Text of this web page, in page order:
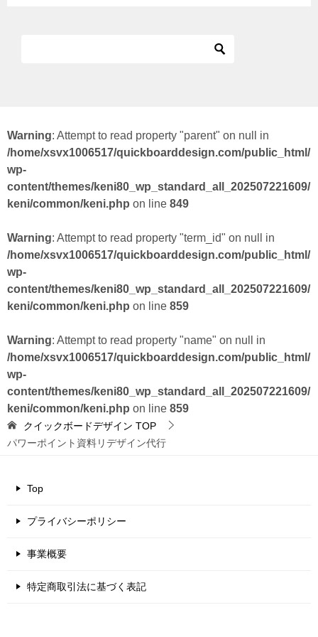
Warning: Attempt to read property "parent" on null in
/home/xsvx1006517/quickboarddesign.com/public_html/
wp-
content/themes/keni80_wp_standard_all_202507221609/
keni/common/keni.php on line 849
Warning: Attempt to read property "term_id" on null in
/home/xsvx1006517/quickboarddesign.com/public_html/
wp-
content/themes/keni80_wp_standard_all_202507221609/
keni/common/keni.php on line 859
Warning: Attempt to read property "name" on null in
/home/xsvx1006517/quickboarddesign.com/public_html/
wp-
content/themes/keni80_wp_standard_all_202507221609/
keni/common/keni.php on line 859
クイックボードデザイン TOP
パワーポイント資料リデザイン代行
Top
プライバシーポリシー
事業概要
特定商取引法に基づく表記